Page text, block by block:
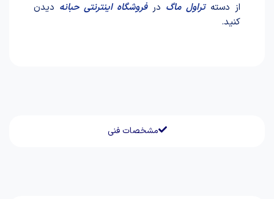
مشخصات فنی
از دستهتراول ماگ درفروشگاه اینترنتی حبانه دیدن
کنید.